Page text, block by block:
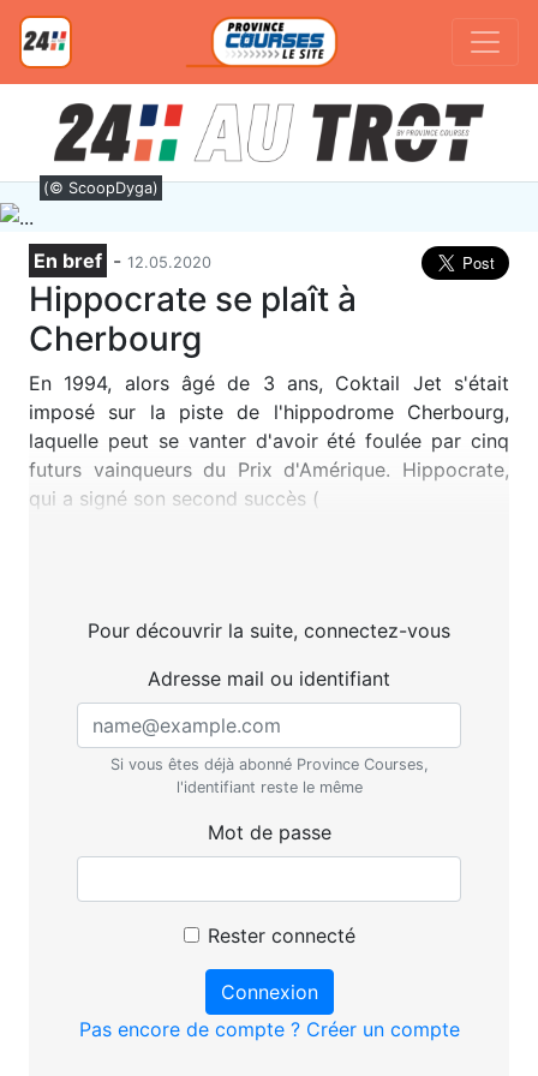
(© ScoopDyga)
En bref - 12.05.2020
Hippocrate se plaît à
Cherbourg
En 1994, alors âgé de 3 ans, Coktail Jet s'était
imposé sur la piste de l'hippodrome Cherbourg,
laquelle peut se vanter d'avoir été foulée par cinq
futurs vainqueurs du Prix d'Amérique. Hippocrate,
qui a signé son second succès (
Pour découvrir la suite, connectez-vous
Adresse mail ou identifiant
Si vous êtes déjà abonné Province Courses,
l'identifiant reste le même
Mot de passe
Rester connecté
Connexion
Pas encore de compte ? Créer un compte